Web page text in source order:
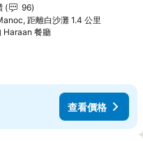
96
距離白沙灘 1.4 公里
Haraan 餐廳查看價格
查看價格